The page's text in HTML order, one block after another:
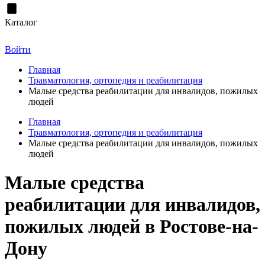
Каталог
Войти
Главная
Травматология, ортопедия и реабилитация
Малые средства реабилитации для инвалидов, пожилых
людей
Главная
Травматология, ортопедия и реабилитация
Малые средства реабилитации для инвалидов, пожилых
людей
Малые средства
реабилитации для инвалидов,
пожилых людей в Ростове-на-
Дону